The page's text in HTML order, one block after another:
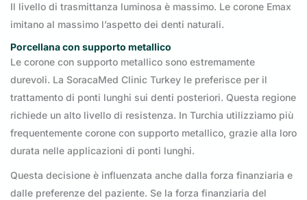
Il livello di trasmittanza luminosa è massimo. Le corone Emax
imitano al massimo l’aspetto dei denti naturali.
Porcellana con supporto metallico
Le corone con supporto metallico sono estremamente
durevoli. La SoracaMed Clinic Turkey le preferisce per il
trattamento di ponti lunghi sui denti posteriori. Questa regione
richiede un alto livello di resistenza. In Turchia utilizziamo più
frequentemente corone con supporto metallico, grazie alla loro
durata nelle applicazioni di ponti lunghi.
Questa decisione è influenzata anche dalla forza finanziaria e
dalle preferenze del paziente. Se la forza finanziaria del